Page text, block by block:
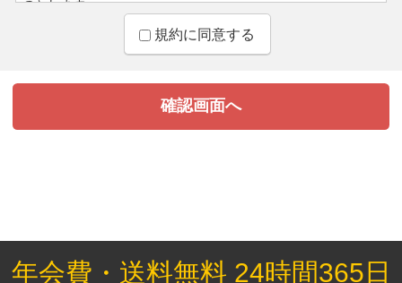
のとします。
3.会員は、会員資格又はこれらに基づく権利義務を第三者に利
いて当社は一切の責任を負いません。
これに違反する行為、または違反の恐れのあることが発覚した
規約に同意する
年会費・送料無料 24時間365日